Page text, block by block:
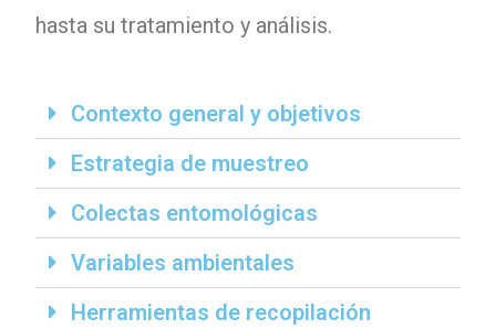
hasta su tratamiento y análisis.
Contexto general y objetivos
Estrategia de muestreo
Colectas entomológicas
Variables ambientales
Herramientas de recopilación